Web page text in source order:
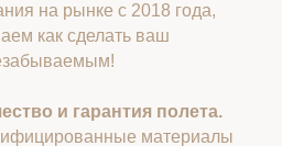
на рынке с 2018 года,
как сделать ваш
и гарантия полета.
материалы